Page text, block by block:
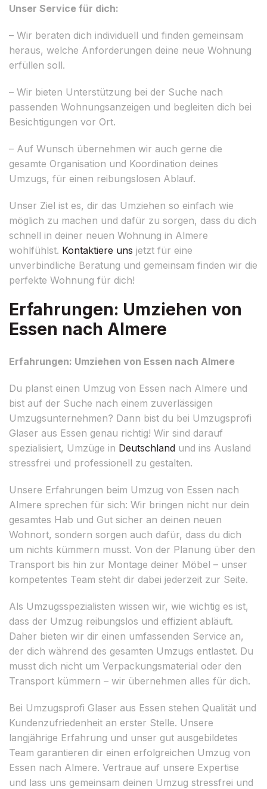
Unser Service für dich:
– Wir beraten dich individuell und finden gemeinsam
heraus, welche Anforderungen deine neue Wohnung
erfüllen soll.
– Wir bieten Unterstützung bei der Suche nach
passenden Wohnungsanzeigen und begleiten dich bei
Besichtigungen vor Ort.
– Auf Wunsch übernehmen wir auch gerne die
gesamte Organisation und Koordination deines
Umzugs, für einen reibungslosen Ablauf.
Unser Ziel ist es, dir das Umziehen so einfach wie
möglich zu machen und dafür zu sorgen, dass du dich
schnell in deiner neuen Wohnung in Almere
wohlfühlst. Kontaktiere uns jetzt für eine
unverbindliche Beratung und gemeinsam finden wir die
perfekte Wohnung für dich!
Erfahrungen: Umziehen von
Essen nach Almere
Erfahrungen: Umziehen von Essen nach Almere
Du planst einen Umzug von Essen nach Almere und
bist auf der Suche nach einem zuverlässigen
Umzugsunternehmen? Dann bist du bei Umzugsprofi
Glaser aus Essen genau richtig! Wir sind darauf
spezialisiert, Umzüge in Deutschland und ins Ausland
stressfrei und professionell zu gestalten.
Unsere Erfahrungen beim Umzug von Essen nach
Almere sprechen für sich: Wir bringen nicht nur dein
gesamtes Hab und Gut sicher an deinen neuen
Wohnort, sondern sorgen auch dafür, dass du dich
um nichts kümmern musst. Von der Planung über den
Transport bis hin zur Montage deiner Möbel – unser
kompetentes Team steht dir dabei jederzeit zur Seite.
Als Umzugsspezialisten wissen wir, wie wichtig es ist,
dass der Umzug reibungslos und effizient abläuft.
Daher bieten wir dir einen umfassenden Service an,
der dich während des gesamten Umzugs entlastet. Du
musst dich nicht um Verpackungsmaterial oder den
Transport kümmern – wir übernehmen alles für dich.
Bei Umzugsprofi Glaser aus Essen stehen Qualität und
Kundenzufriedenheit an erster Stelle. Unsere
langjährige Erfahrung und unser gut ausgebildetes
Team garantieren dir einen erfolgreichen Umzug von
Essen nach Almere. Vertraue auf unsere Expertise
und lass uns gemeinsam deinen Umzug stressfrei und